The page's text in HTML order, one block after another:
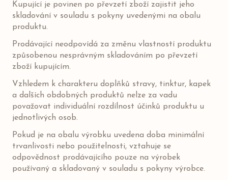
Kupující je povinen po převzetí zboží zajistit jeho
skladování v souladu s pokyny uvedenými na obalu
produktu.
Prodávající neodpovídá za změnu vlastností produktu
způsobenou nesprávným skladováním po převzetí
zboží kupujícím.
Vzhledem k charakteru doplňků stravy, tinktur, kapek
a dalších obdobných produktů nelze za vadu
považovat individuální rozdílnost účinků produktu u
jednotlivých osob.
Pokud je na obalu výrobku uvedena doba minimální
trvanlivosti nebo použitelnosti, vztahuje se
odpovědnost prodávajícího pouze na výrobek
používaný a skladovaný v souladu s pokyny výrobce.